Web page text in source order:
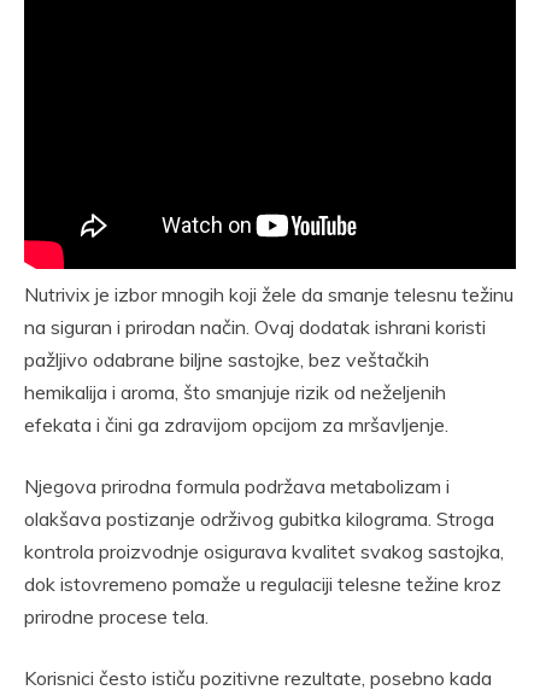
Nutrivix je izbor mnogih koji žele da smanje telesnu težinu
na siguran i prirodan način. Ovaj dodatak ishrani koristi
pažljivo odabrane biljne sastojke, bez veštačkih
hemikalija i aroma, što smanjuje rizik od neželjenih
efekata i čini ga zdravijom opcijom za mršavljenje.
Njegova prirodna formula podržava metabolizam i
olakšava postizanje održivog gubitka kilograma. Stroga
kontrola proizvodnje osigurava kvalitet svakog sastojka,
dok istovremeno pomaže u regulaciji telesne težine kroz
prirodne procese tela.
Korisnici često ističu pozitivne rezultate, posebno kada